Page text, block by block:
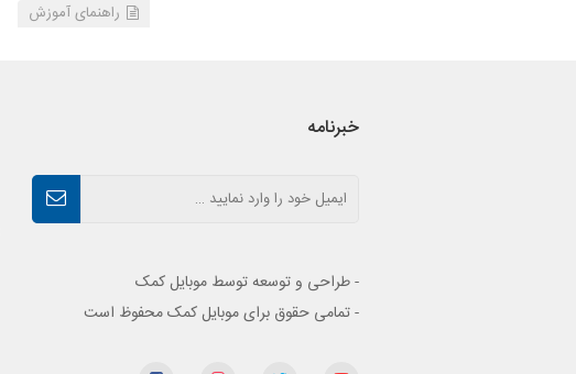
راهنمای آموزش
خبرنامه
- طراحی و توسعه توسط موبایل کمک
- تمامی حقوق برای موبایل کمک محفوظ است